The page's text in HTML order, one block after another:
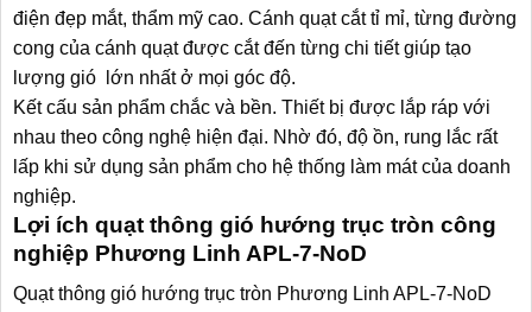
điện đẹp mắt, thẩm mỹ cao. Cánh quạt cắt tỉ mỉ, từng đường
cong của cánh quạt được cắt đến từng chi tiết giúp tạo
lượng gió lớn nhất ở mọi góc độ.
Kết cấu sản phẩm chắc và bền. Thiết bị được lắp ráp với
nhau theo công nghệ hiện đại. Nhờ đó, độ ồn, rung lắc rất
lấp khi sử dụng sản phẩm cho hệ thống làm mát của doanh
nghiệp.
Lợi ích quạt thông gió hướng trục tròn công
nghiệp Phương Linh APL-7-NoD
Quạt thông gió hướng trục tròn Phương Linh APL-7-NoD